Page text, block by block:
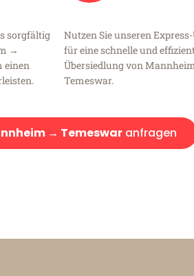
sorgfältig
→
einen
Nutzen Sie unseren
für eine schnelle und
Übersiedlung von
Temeswar.
→ Temeswaranfragen